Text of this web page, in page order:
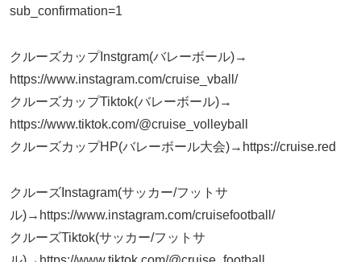
sub_confirmation=1
クルーズカップInstgram(バレーボール)→
https://www.instagram.com/cruise_vball/
クルーズカップTiktok(バレーボール)→
https://www.tiktok.com/@cruise_volleyball
クルーズカップHP(バレーボール大会)→https://cruise.red
クルーズInstagram(サッカー/フットサ
ル)→https://www.instagram.com/cruisefootball/
クルーズTiktok(サッカー/フットサ